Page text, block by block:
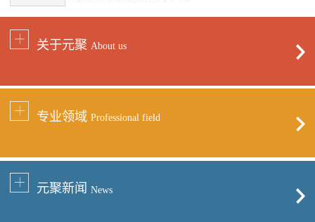
关于元聚 About us
专业领域 Professional field
元聚新闻 News